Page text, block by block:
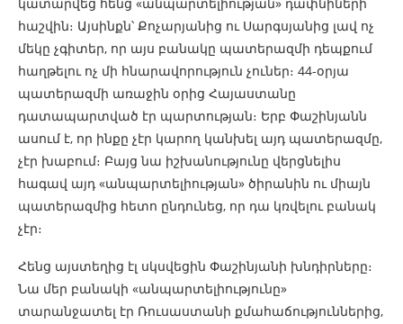
կատարվեց հենց «անպարտելիության» դափնիների
հաշվին։ Այսինքն՝ Քոչարյանից ու Սարգսյանից լավ ոչ
մեկը չգիտեր, որ այս բանակը պատերազմի դեպքում
հաղթելու ոչ մի հնարավորություն չուներ։ 44-օրյա
պատերազմի առաջին օրից Հայաստանը
դատապարտված էր պարտության։ Երբ Փաշինյանն
ասում է, որ ինքը չէր կարող կանխել այդ պատերազմը,
չէր խաբում։ Բայց նա իշխանությունը վերցնելիս
հագավ այդ «անպարտելիության» ծիրանին ու միայն
պատերազմից հետո ընդունեց, որ դա կռվելու բանակ
չէր։
Հենց այստեղից էլ սկսվեցին Փաշինյանի խնդիրները։
Նա մեր բանակի «անպարտելիությունը»
տարանջատել էր Ռուսաստանի քմահաճություններից,